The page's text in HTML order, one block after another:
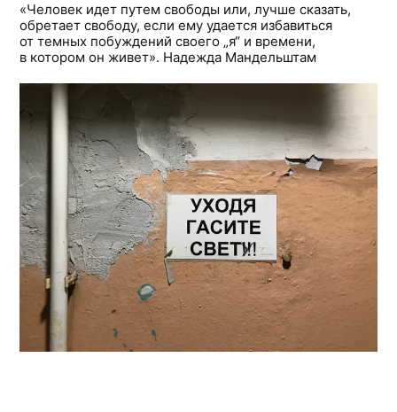
«Человек идет путем свободы или, лучше сказать,
обретает свободу, если ему удается избавиться
от темных побуждений своего „я“ и времени,
в котором он живет». Надежда Мандельштам